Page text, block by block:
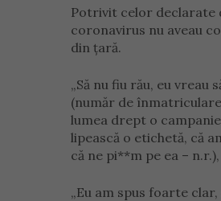
Potrivit celor declarate
coronavirus nu aveau
din țară.
„Să nu fiu rău, eu vreau
(număr de înmatriculare
lumea drept o
lipească o etichetă, că
că ne pi**m pe ea –
„Eu am spus foarte